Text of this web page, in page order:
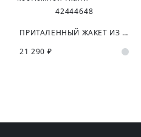
42444648
ПРИТАЛЕННЫЙ ЖАКЕТ ИЗ КОСТЮМНОЙ ТКАНИ
21 290 ₽